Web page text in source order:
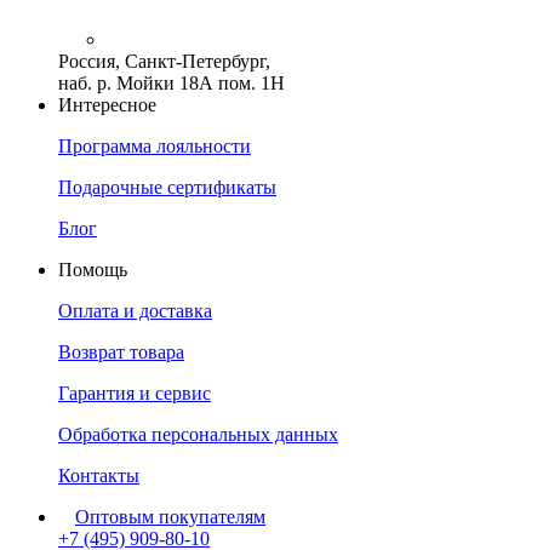
Россия, Санкт-Петербург,
наб. р. Мойки 18А пом. 1Н
Интересное
Программа лояльности
Подарочные сертификаты
Блог
Помощь
Оплата и доставка
Возврат товара
Гарантия и сервис
Обработка персональных данных
Контакты
Оптовым покупателям
+7 (495) 909-80-10